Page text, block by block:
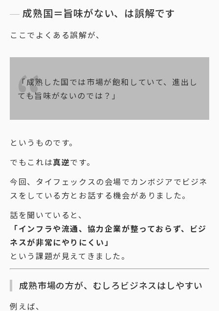
成熟国＝旨味がない、は誤解です
ここでよくある誤解が、
「成熟した国では市場が飽和していて、進出し
ても旨味がないのでは？」
というものです。
でもこれは真逆です。
今回、タイフェックスの会場でカンボジアでビジネ
スをしている方とお話する機会がありました。
話を聞いていると、
「インフラや流通、協力企業が整っておらず、ビジ
ネスが非常にやりにくい」
という課題が見えてきました。
成熟市場の方が、むしろビジネスはしやすい
例えば、